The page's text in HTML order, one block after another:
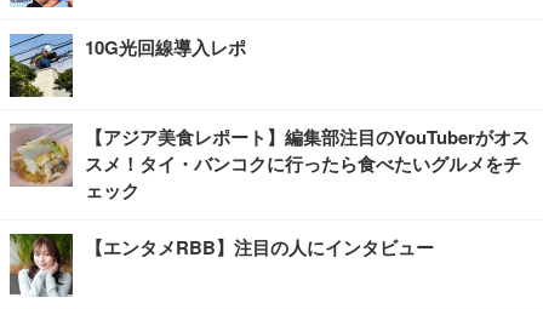
10G光回線導入レポ
【アジア美食レポート】編集部注目のYouTuberがオス
スメ！タイ・バンコクに行ったら食べたいグルメをチ
ェック
【エンタメRBB】注目の人にインタビュー